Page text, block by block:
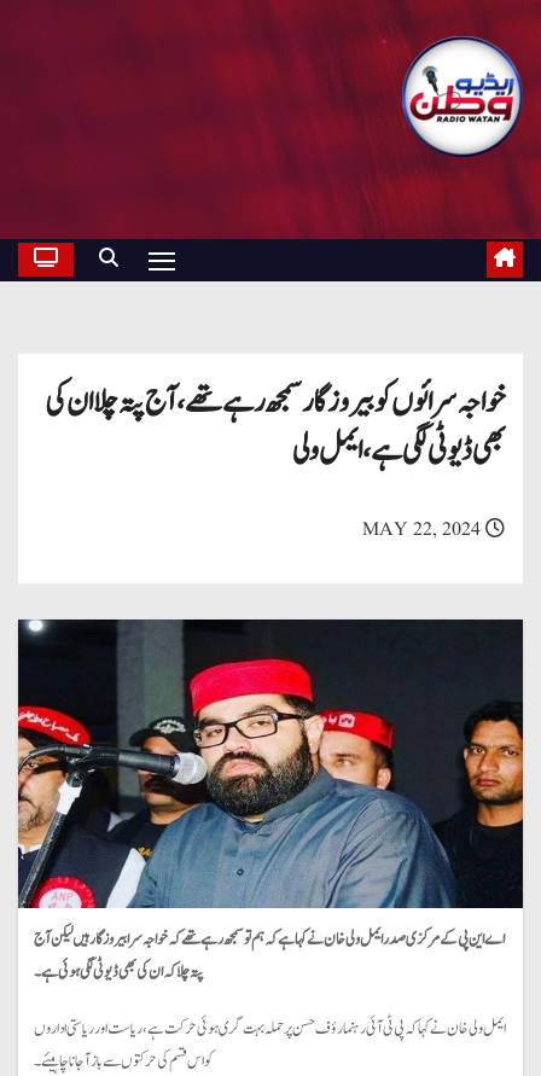
خواجہ سرائوں کو بیروزگار سمجھ رہے تھے ، آج پتہ چلا ان کی
بھی ڈیوٹی لگی ہے ، ایمل ولی
MAY 22, 2024
اے این پی کے مرکزی صدر ایمل ولی خان نے کہا ہے کہ ہم تو سمجھ رہے تھے کہ خواجہ سرا بیروزگار ہیں لیکن آج
پتہ چلا کہ ان کی بھی ڈیوٹی لگی ہوئی ہے۔
ایمل ولی خان نے کہا کہ پی ٹی آئی رہنما رؤف حسن پر حملہ بہت گری ہوئی حرکت ہے، ریاست اور ریاستی اداروں
کو اس قسم کی حرکتوں سے باز آ جانا چاہيئے۔